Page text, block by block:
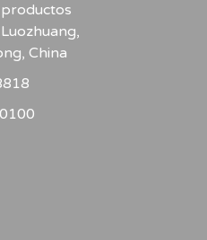
China